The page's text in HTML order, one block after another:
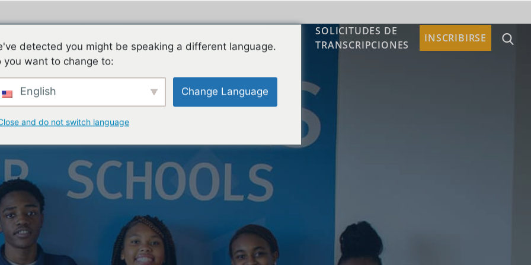
SOLICITUDES DE
TRANSCRIPCIONES
INSCRIBIRSE
detected you might be speaking a different language.
you want to change to:
English Change Language
and do not switch language